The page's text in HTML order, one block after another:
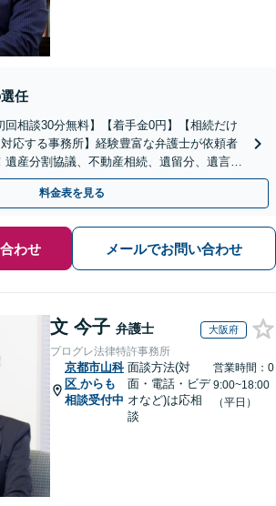
任
回相談30分無料】【着手金0円】【相続だけ
応する事務所】経験豊富な弁護士が依頼者
遺産分割協議、不動産相続、遺留分、遺言書
7分】
料金表を見る
わせ メールでお問い合わせ
文 今子 弁護士 大阪府
プログレ法律特許事務所
京都市山科
区 からも
相談受付中
面談方法(対
面・電話・ビデ
オなど)は応相
談
営業時間：0
9:00~18:00
（平日）